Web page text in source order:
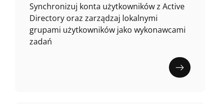
Synchronizuj konta użytkowników z Active
Directory oraz zarządzaj lokalnymi
grupami użytkowników jako wykonawcami
zadań